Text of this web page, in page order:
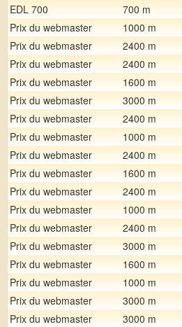
EDL 700 700 m
Prix du webmaster
1000 m
Prix du webmaster
2400 m
Prix du webmaster
2400 m
Prix du webmaster
1600 m
Prix du webmaster
3000 m
Prix du webmaster
2400 m
Prix du webmaster
1000 m
Prix du webmaster
2400 m
Prix du webmaster
1600 m
Prix du webmaster
2400 m
Prix du webmaster
1000 m
Prix du webmaster
2400 m
Prix du webmaster
3000 m
Prix du webmaster
1600 m
Prix du webmaster
1000 m
Prix du webmaster
3000 m
Prix du webmaster
3000 m